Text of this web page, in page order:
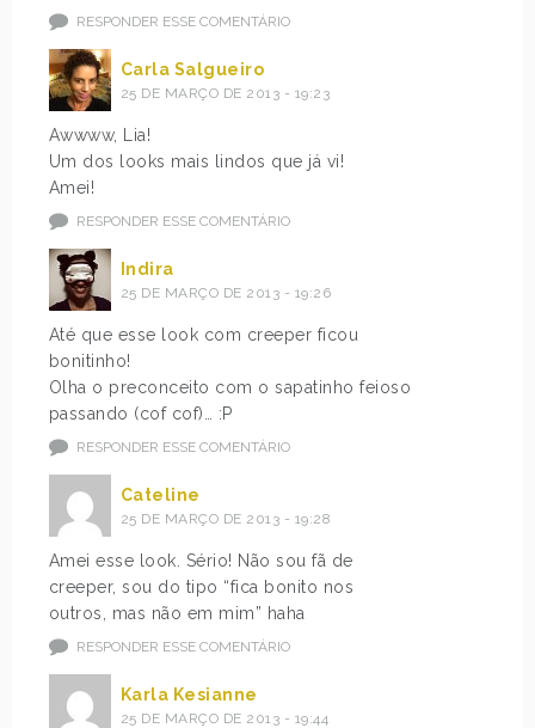
RESPONDER ESSE COMENTÁRIO
Carla Salgueiro
25 DE MARÇO DE 2013 - 19:23
Awwww, Lia!
Um dos looks mais lindos que já vi!
Amei!
RESPONDER ESSE COMENTÁRIO
Indira
25 DE MARÇO DE 2013 - 19:26
Até que esse look com creeper ficou
bonitinho!
Olha o preconceito com o sapatinho feioso
passando (cof cof)… :P
RESPONDER ESSE COMENTÁRIO
Cateline
25 DE MARÇO DE 2013 - 19:28
Amei esse look. Sério! Não sou fã de
creeper, sou do tipo “fica bonito nos
outros, mas não em mim” haha
RESPONDER ESSE COMENTÁRIO
Karla Kesianne
25 DE MARÇO DE 2013 - 19:44